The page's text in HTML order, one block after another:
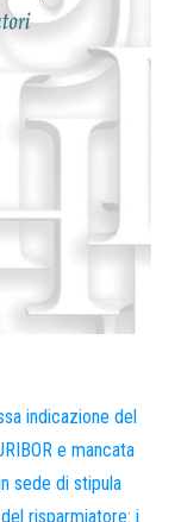
indicazione del
e mancata
sede di stipula
risparmiatore: i